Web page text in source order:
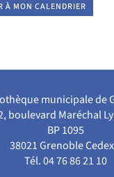
À MON CALENDRIER
municipale de
boulevard Maréchal
BP 1095
38021 Grenoble
Tél. 04 76 86 21 10